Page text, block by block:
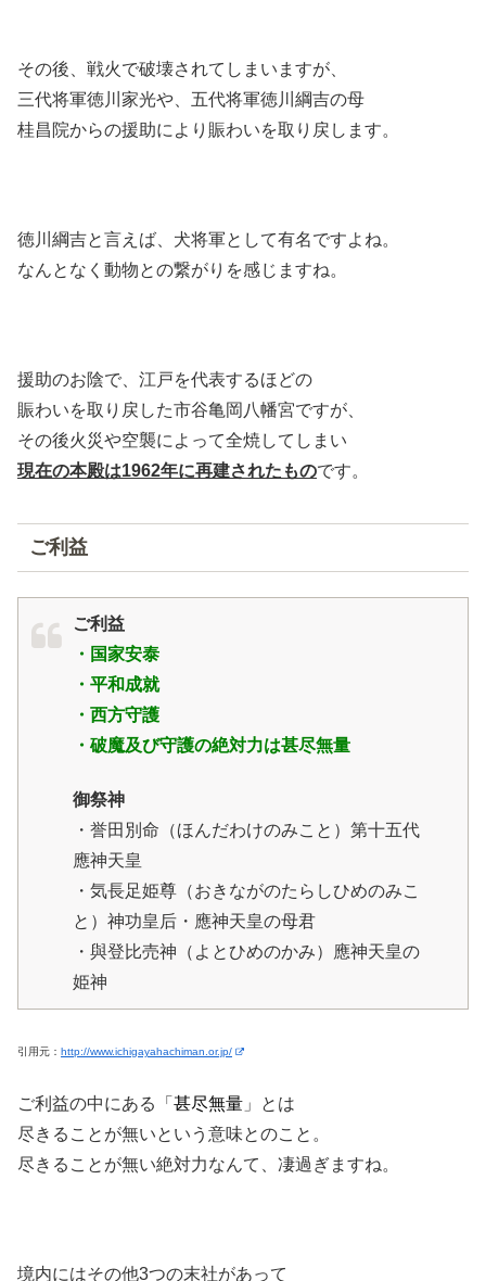
その後、戦火で破壊されてしまいますが、
三代将軍徳川家光や、五代将軍徳川綱吉の母
桂昌院からの援助により賑わいを取り戻します。
徳川綱吉と言えば、犬将軍として有名ですよね。
なんとなく動物との繋がりを感じますね。
援助のお陰で、江戸を代表するほどの
賑わいを取り戻した市谷亀岡八幡宮ですが、
その後火災や空襲によって全焼してしまい
現在の本殿は1962年に再建されたものです。
ご利益
ご利益
・国家安泰
・平和成就
・西方守護
・破魔及び守護の絶対力は甚尽無量
御祭神
・誉田別命（ほんだわけのみこと）第十五代
應神天皇
・気長足姫尊（おきながのたらしひめのみこ
と）神功皇后・應神天皇の母君
・與登比売神（よとひめのかみ）應神天皇の
姫神
引用元： http://www.ichigayahachiman.or.jp/
ご利益の中にある「 甚尽無量 」とは
尽きることが無いという意味とのこと。
尽きることが無い絶対力なんて、凄過ぎますね。
境内にはその他3つの末社があって